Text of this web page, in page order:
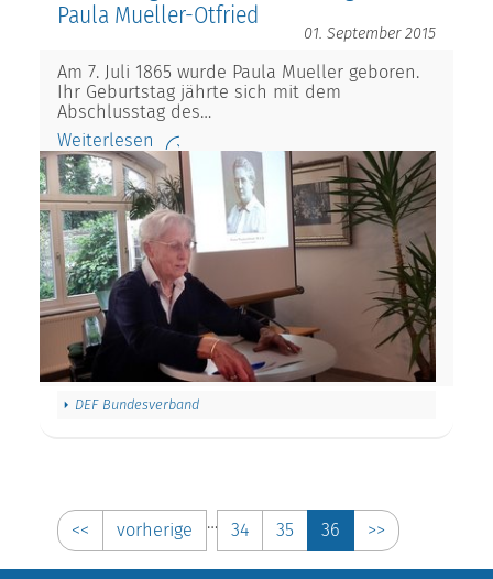
Paula Mueller-Otfried
01. September 2015
Am 7. Juli 1865 wurde Paula Mueller geboren.
Ihr Geburtstag jährte sich mit dem
Abschlusstag des…
Weiterlesen
DEF Bundesverband
<< vorherige … 34 35 36 >>